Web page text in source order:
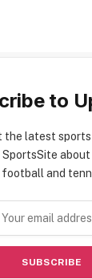
to
the latest sports
about
football and